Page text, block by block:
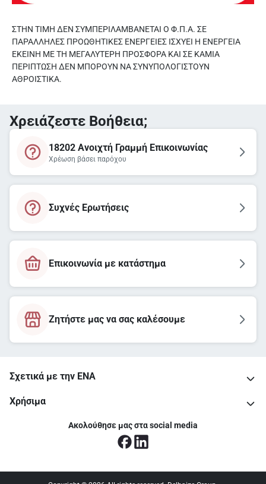
ΣΤΗΝ ΤΙΜΗ ΔΕΝ ΣΥΜΠΕΡΙΛΑΜΒΑΝΕΤΑΙ Ο Φ.Π.Α. ΣΕ
ΠΑΡΑΛΛΗΛΕΣ ΠΡΟΩΘΗΤΙΚΕΣ ΕΝΕΡΓΕΙΕΣ ΙΣΧΥΕΙ Η ΕΝΕΡΓΕΙΑ
ΕΚΕΙΝΗ ΜΕ ΤΗ ΜΕΓΑΛΥΤΕΡΗ ΠΡΟΣΦΟΡΑ ΚΑΙ ΣΕ ΚΑΜΙΑ
ΠΕΡΙΠΤΩΣΗ ΔΕΝ ΜΠΟΡΟΥΝ ΝΑ ΣΥΝΥΠΟΛΟΓΙΣΤΟΥΝ
ΑΘΡΟΙΣΤΙΚΑ.
Χρειάζεστε Βοήθεια;
18202 Ανοιχτή Γραμμή Επικοινωνίας
Χρέωση βάσει παρόχου
Συχνές Ερωτήσεις
Επικοινωνία με κατάστημα
Ζητήστε μας να σας καλέσουμε
Σχετικά με την ΕΝΑ
Χρήσιμα
Ακολούθησε μας στα social media